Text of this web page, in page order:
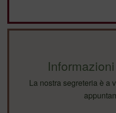
La nostra segreteria è a